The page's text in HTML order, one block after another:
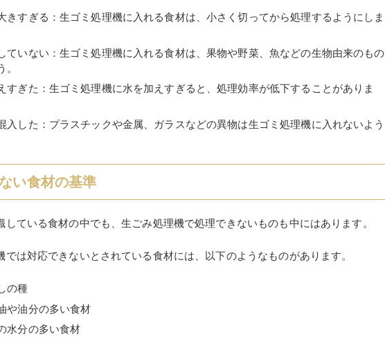
きすぎる：生ゴミ処理機に入れる食材は、小さく切ってから処理するようにしま
ていない：生ゴミ処理機に入れる食材は、果物や野菜、魚などの生物由来のもの
すぎた：生ゴミ処理機に水を加えすぎると、処理効率が低下することがありま
入した：プラスチックや金属、ガラスなどの異物は生ゴミ処理機に入れないよう
い食材の基準
ている食材の中でも、生ごみ処理機で処理できないものも中にはあります。
は対応できないとされている食材には、以下のようなものがあります。
の種
や油分の多い食材
水分の多い食材